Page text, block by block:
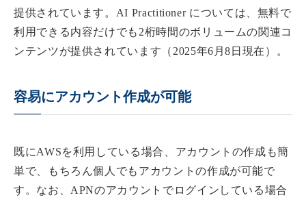
提供されています。AI Practitioner については、無料で
利用できる内容だけでも2桁時間のボリュームの関連コ
ンテンツが提供されています（2025年6月8日現在）。
容易にアカウント作成が可能
既にAWSを利用している場合、アカウントの作成も簡
単で、もちろん個人でもアカウントの作成が可能で
す。なお、APNのアカウントでログインしている場合